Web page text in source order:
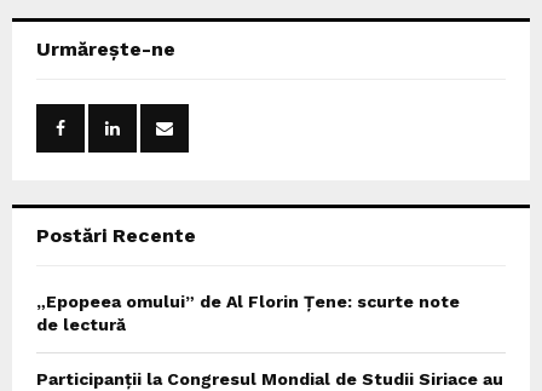
h
Urmărește-ne
Postări Recente
„Epopeea omului” de Al Florin Țene: scurte note
de lectură
Participanții la Congresul Mondial de Studii Siriace au